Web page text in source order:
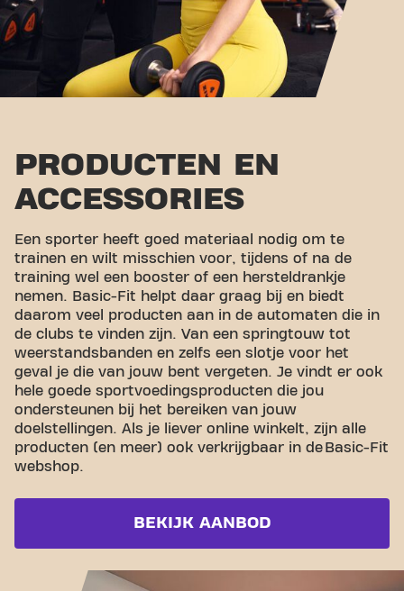
PRODUCTEN EN
ACCESSORIES
Een sporter heeft goed materiaal nodig om te
trainen en wilt misschien voor, tijdens of na de
training wel een booster of een hersteldrankje
nemen. Basic-Fit helpt daar graag bij en biedt
daarom veel producten aan in de automaten die in
de clubs te vinden zijn. Van een springtouw tot
weerstandsbanden en zelfs een slotje voor het
geval je die van jouw bent vergeten. Je vindt er ook
hele goede sportvoedingsproducten die jou
ondersteunen bij het bereiken van jouw
doelstellingen. Als je liever online winkelt, zijn alle
producten (en meer) ook verkrijgbaar in de Basic-Fit
webshop.
BEKIJK AANBOD